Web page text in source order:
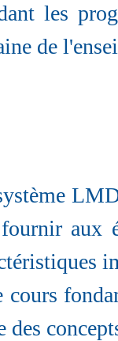
les
de
aux